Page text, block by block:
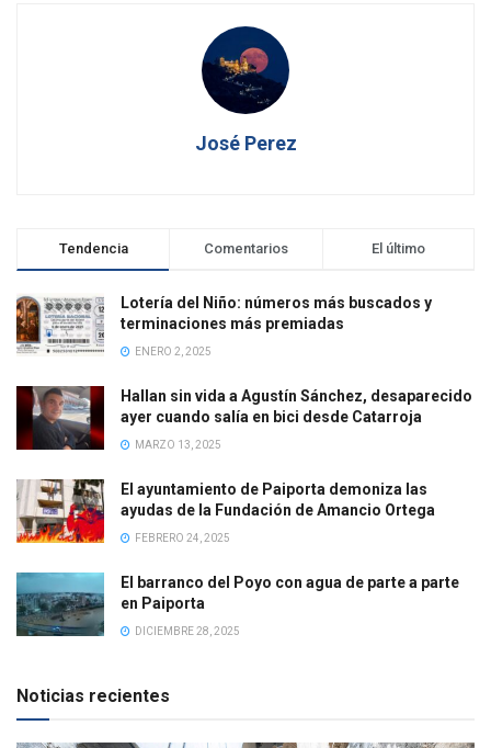
José Perez
Tendencia Comentarios El último
Lotería del Niño: números más buscados y
terminaciones más premiadas
ENERO 2, 2025
Hallan sin vida a Agustín Sánchez, desaparecido
ayer cuando salía en bici desde Catarroja
MARZO 13, 2025
El ayuntamiento de Paiporta demoniza las
ayudas de la Fundación de Amancio Ortega
FEBRERO 24, 2025
El barranco del Poyo con agua de parte a parte
en Paiporta
DICIEMBRE 28, 2025
Noticias recientes